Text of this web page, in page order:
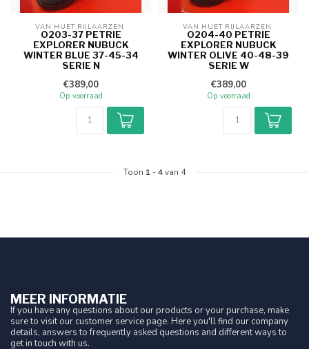
VAN HUET RIJLAARZEN
O203-37 PETRIE
EXPLORER NUBUCK
WINTER BLUE 37-45-34
SERIE N
€389,00
Op voorraad
VAN HUET RIJLAARZEN
O204-40 PETRIE
EXPLORER NUBUCK
WINTER OLIVE 40-48-39
SERIE W
€389,00
Op voorraad
Toon 1 -4van 4
MEER INFORMATIE
If you have any questions about our products or your purchase, make
sure to visit our customer service page. Here you'll find our company
details, answers to frequently asked questions and different ways to
get in touch with us.